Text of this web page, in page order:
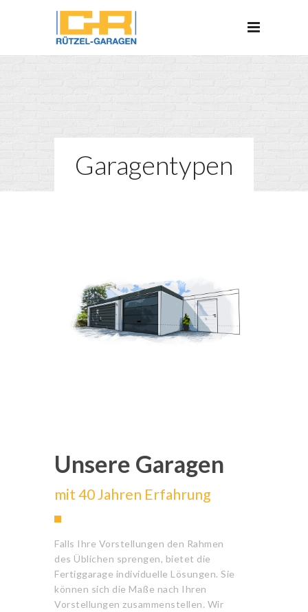
Garagentypen
Unsere Garagen
mit 40 Jahren Erfahrung
Falls Ihre Vorstellungen den Rahmen
des Üblichen sprengen, bietet die
Fertiggarage individuelle Lösungen. Sie
können sich die Maße nach Ihren
Vorstellungen zusammenstellen. Wir